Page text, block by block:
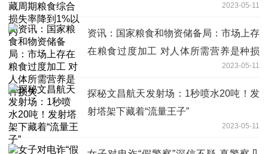
2023-05-11
资讯：国家粮食和物资储备局：市场上存
在粮食过度加工 对人体所需营养是种损
2023-05-11
探秘文昌航天发射场：1秒喷水20吨！发
射塔架下藏着“流量王子”
2023-05-11